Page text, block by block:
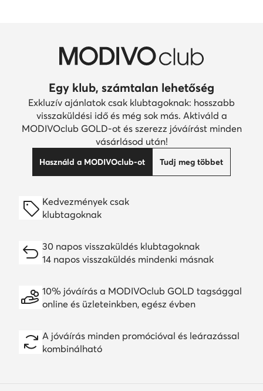
Egy klub, számtalan lehetőség
Exkluzív ajánlatok csak klubtagoknak: hosszabb
visszaküldési idő és még sok más. Aktiváld a
MODIVOclub GOLD-ot és szerezz jóváírást minden
vásárlásod után!
Használd a MODIVOclub-ot Tudj meg többet
Kedvezmények csak
klubtagoknak
30 napos visszaküldés klubtagoknak
14 napos visszaküldés mindenki másnak
10% jóváírás a MODIVOclub GOLD tagsággal
online és üzleteinkben, egész évben
A jóváírás minden promócióval és leárazással
kombinálható